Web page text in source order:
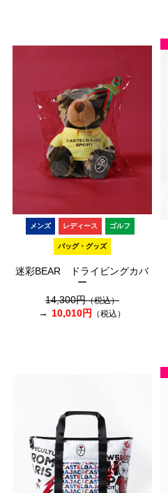
メンズ レディース ゴルフ
バッグ・グッズ
迷彩BEAR ドライビングカバ
ー
14,300円（税込）
10,010円 （税込）